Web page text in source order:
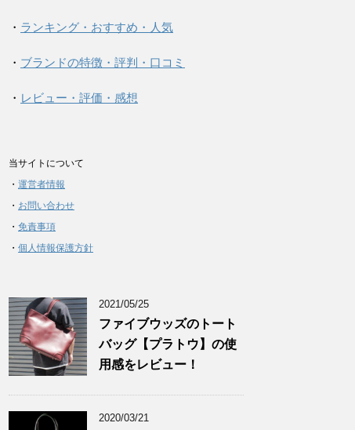
・ ランキング・おすすめ・人気
・ ブランドの特徴・評判・口コミ
・ レビュー・評価・感想
当サイトについて
・ 運営者情報
・ お問い合わせ
・ 免責事項
・ 個人情報保護方針
2021/05/25
ファイブウッズのトート
バッグ【プラトウ】の使
用感をレビュー！
2020/03/21